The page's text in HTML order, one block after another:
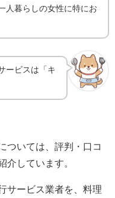
人暮らしの女性に特にお
ービスは「キ
ついては、評判・口コ
介しています。
サービス業者を、料理